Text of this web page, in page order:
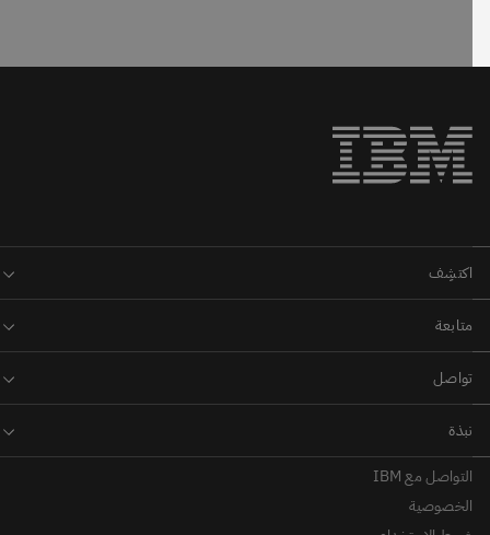
التواصل مع IBM
الخصوصية